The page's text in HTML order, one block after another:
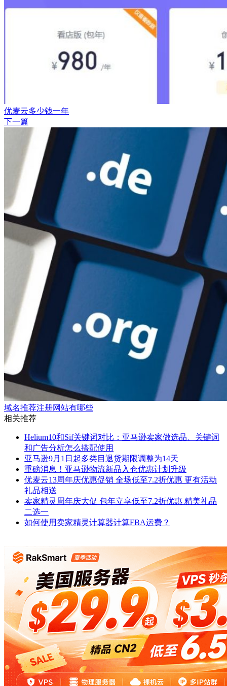
优麦云多少钱一年
下一篇
域名推荐注册网站有哪些
相关推荐
Helium10和Sif关键词对比：亚马逊卖家做选品、关键词
和广告分析怎么搭配使用
亚马逊9月1日起多类目退货期限调整为14天
重磅消息！亚马逊物流新品入仓优惠计划升级
优麦云13周年庆优惠促销 全场低至7.2折优惠 更有活动
礼品相送
卖家精灵周年庆大促 包年立享低至7.2折优惠 精美礼品
二选一
如何使用卖家精灵计算器计算FBA运费？